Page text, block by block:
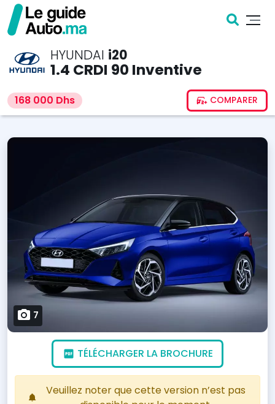
HYUNDAI i20
1.4 CRDI 90 Inventive
168 000 Dhs COMPARER
7
TÉLÉCHARGER LA BROCHURE
Veuillez noter que cette version n’est pas